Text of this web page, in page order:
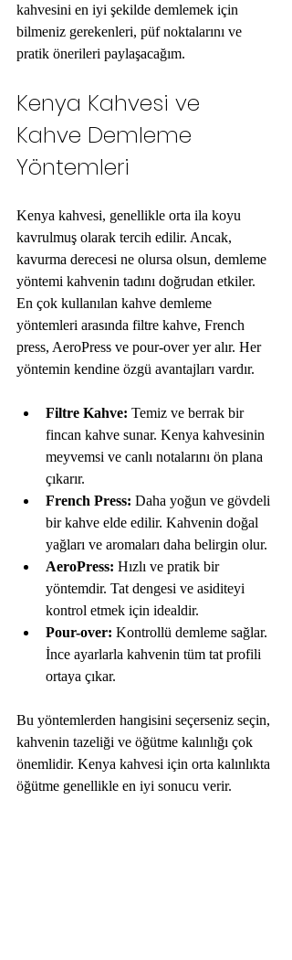
kahvesini en iyi şekilde demlemek için
bilmeniz gerekenleri, püf noktalarını ve
pratik önerileri paylaşacağım.
Kenya Kahvesi ve
Kahve Demleme
Yöntemleri
Kenya kahvesi, genellikle orta ila koyu
kavrulmuş olarak tercih edilir. Ancak,
kavurma derecesi ne olursa olsun, demleme
yöntemi kahvenin tadını doğrudan etkiler.
En çok kullanılan kahve demleme
yöntemleri arasında filtre kahve, French
press, AeroPress ve pour-over yer alır. Her
yöntemin kendine özgü avantajları vardır.
Filtre Kahve: Temiz ve berrak bir
fincan kahve sunar. Kenya kahvesinin
meyvemsi ve canlı notalarını ön plana
çıkarır.
French Press: Daha yoğun ve gövdeli
bir kahve elde edilir. Kahvenin doğal
yağları ve aromaları daha belirgin olur.
AeroPress: Hızlı ve pratik bir
yöntemdir. Tat dengesi ve asiditeyi
kontrol etmek için idealdir.
Pour-over: Kontrollü demleme sağlar.
İnce ayarlarla kahvenin tüm tat profili
ortaya çıkar.
Bu yöntemlerden hangisini seçerseniz seçin,
kahvenin tazeliği ve öğütme kalınlığı çok
önemlidir. Kenya kahvesi için orta kalınlıkta
öğütme genellikle en iyi sonucu verir.